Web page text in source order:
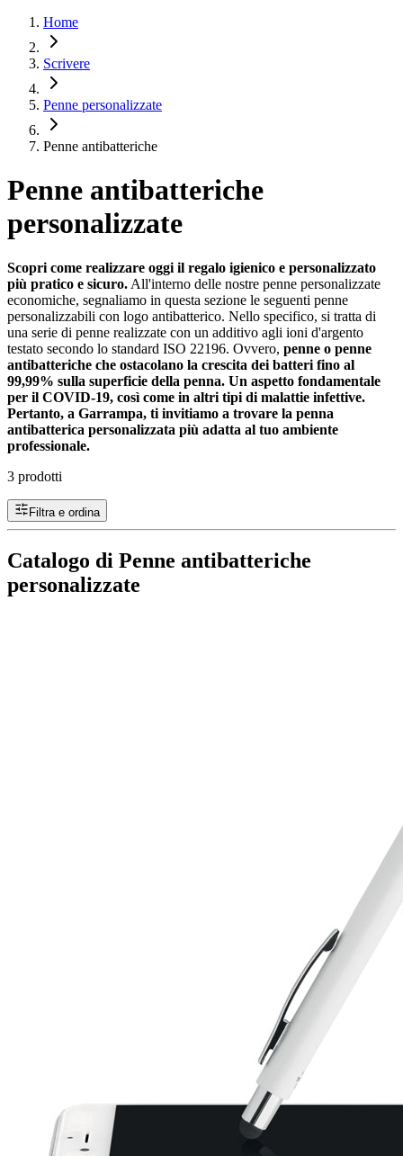
Home
Scrivere
Penne personalizzate
Penne antibatteriche
Penne antibatteriche
personalizzate
Scopri come realizzare oggi il regalo igienico e personalizzato
più pratico e sicuro. All'interno delle nostre penne personalizzate
economiche, segnaliamo in questa sezione le seguenti penne
personalizzabili con logo antibatterico. Nello specifico, si tratta di
una serie di penne realizzate con un additivo agli ioni d'argento
testato secondo lo standard ISO 22196. Ovvero, penne o penne
antibatteriche che ostacolano la crescita dei batteri fino al
99,99% sulla superficie della penna. Un aspetto fondamentale
per il COVID-19, così come in altri tipi di malattie infettive.
Pertanto, a Garrampa, ti invitiamo a trovare la penna
antibatterica personalizzata più adatta al tuo ambiente
professionale.
3 prodotti
Filtra e ordina
Catalogo di Penne antibatteriche
personalizzate